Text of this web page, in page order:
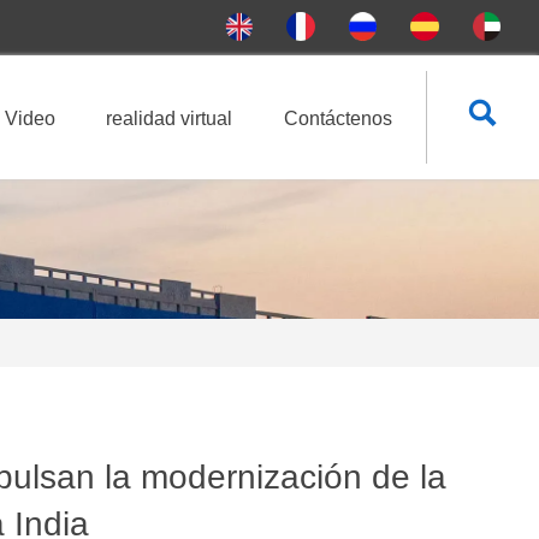
Video realidad virtual Contáctenos 
la modernización de la
India